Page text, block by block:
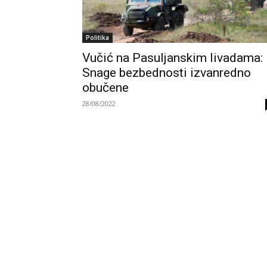
Politika
Vučić na Pasuljanskim livadama:
Snage bezbednosti izvanredno
obučene
28/08/2022